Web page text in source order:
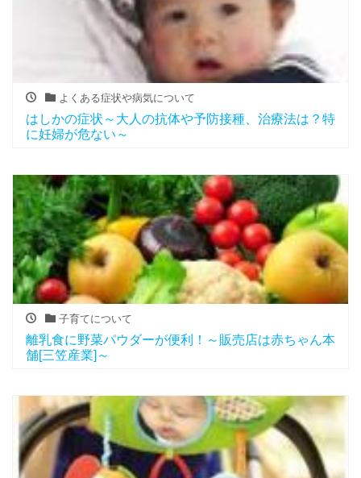
よくある症状や病気について
はしかの症状～大人の抗体や予防接種、治療法は？特
に妊婦が危ない～
子育てについて
離乳食に野菜パウダーが便利！～販売店は赤ちゃん本
舗[三笠産業]～